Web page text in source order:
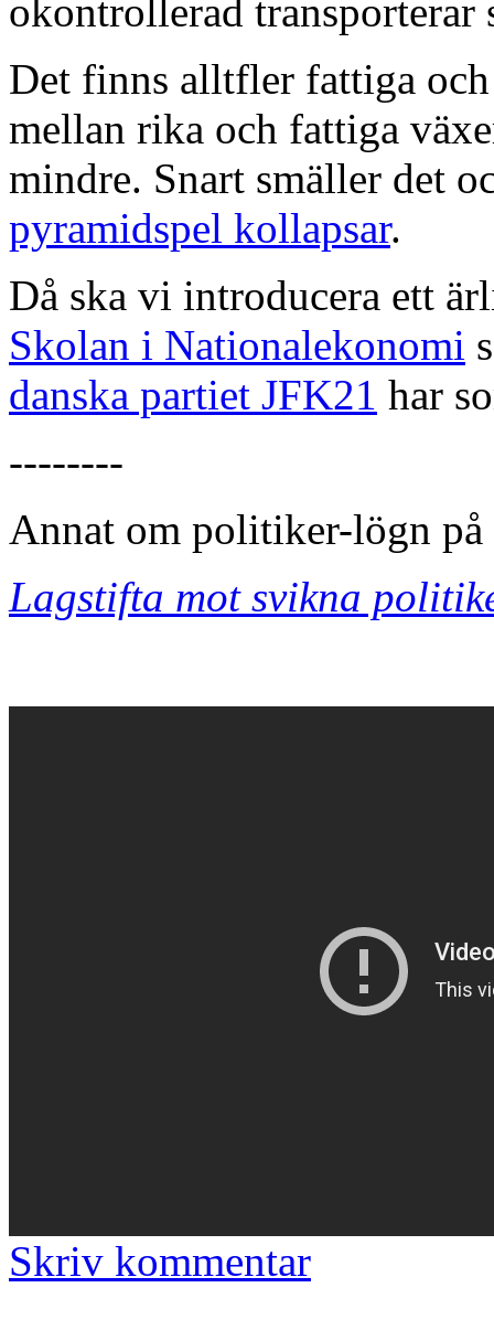
okontrollerad transporterar
Det finns alltfler fattiga
mellan rika och fattiga
mindre. Snart smäller det
pyramidspel kollapsar.
Då ska vi introducera ett
Skolan i Nationalekonomi
danska partiet JFK21 har
--------
Annat om politiker-lögn på
Lagstifta mot svikna
Skriv kommentar